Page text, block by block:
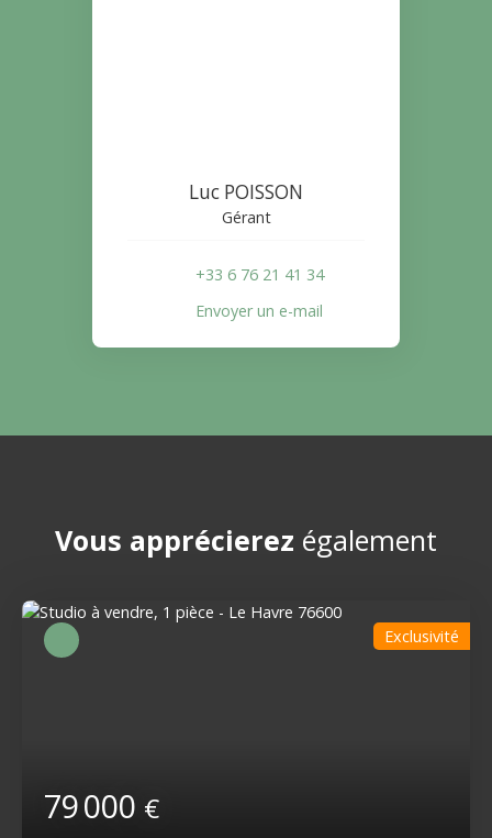
Luc POISSON
Gérant
+33 6 76 21 41 34
Envoyer un e-mail
Vous apprécierez également
79 000 €
Exclusivité